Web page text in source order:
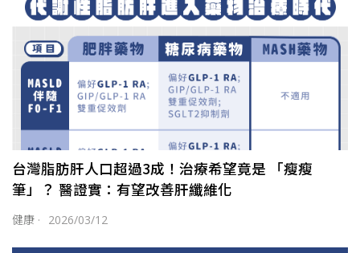
台灣脂肪肝人口超過3成！治療希望竟是 「瘦瘦
筆」？ 醫證實：有望改善肝纖維化
健康 · 2026/03/12